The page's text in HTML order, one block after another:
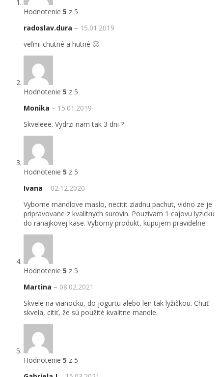
Hodnotenie 5 z 5
radoslav.dura – 15.01.2019
veľmi chutné a hutné 🙂
Hodnotenie 5 z 5
Monika – 15.01.2019
Skveleee. Vydrzi nam tak 3 dni ?
Hodnotenie 5 z 5
Ivana – 02.12.2020
Vyborne mandlove maslo, necitit ziadnu pachut, vidno ze je
pripravovane z kvalitnych surovin. Pouzivam 1 cajovu lyzicku
do ranajkovej kase. Vyborny produkt, kupujem pravidelne.
Hodnotenie 5 z 5
Martina – 08.02.2021
Skvele na vianocku, do jogurtu alebo len tak lyžičkou. Chuť
skvela, cítiť, že sú použité kvalitne mandle.
Hodnotenie 5 z 5